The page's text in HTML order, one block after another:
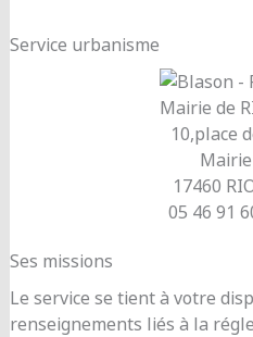
Service urbanisme
Mairie de
10,place
Mairie
17460
05 46 91
Ses missions
Le service se tient à votre
renseignements liés à la